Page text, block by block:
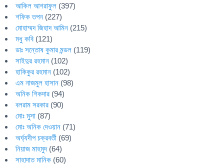
আকিল আশরাফুল (397)
শফিক তপন (227)
মোহাম্মদ জিহাদ আমিন (215)
মধু কবি (121)
ডাঃ সন্তোষ কুমার মন্ডল (119)
সাইদুর রহমান (102)
হাকিকুর রহমান (102)
এম নাজমুল হাসান (98)
অনিক শিকদার (94)
বলরাম সরকার (90)
মোঃ মুসা (87)
মোঃ অনিক দেওয়ান (71)
অর্ঘ্যদীপ চক্রবর্তী (69)
নিয়াজ মাহমুদ(64)
সাহাদাত মানিক (60)